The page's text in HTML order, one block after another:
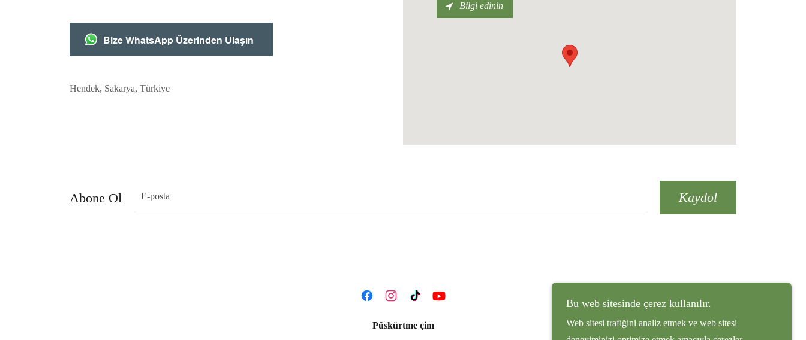
Bize WhatsApp Üzerinden Ulaşın
Hendek, Sakarya, Türkiye
Bilgi edinin
Abone Ol E-posta Kaydol
Püskürtme çim
Bu web sitesinde çerez kullanılır.
Web sitesi trafiğini analiz etmek ve web sitesi